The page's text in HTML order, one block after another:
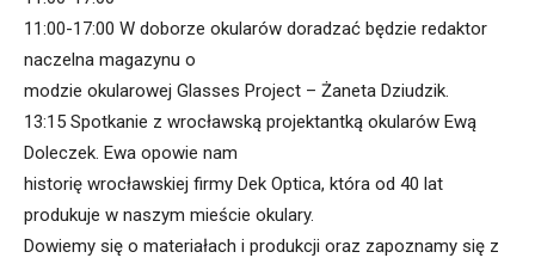
11:00-17:00 W doborze okularów doradzać będzie redaktor
naczelna magazynu o
modzie okularowej Glasses Project – Żaneta Dziudzik.
13:15 Spotkanie z wrocławską projektantką okularów Ewą
Doleczek. Ewa opowie nam
historię wrocławskiej firmy Dek Optica, która od 40 lat
produkuje w naszym mieście okulary.
Dowiemy się o materiałach i produkcji oraz zapoznamy się z